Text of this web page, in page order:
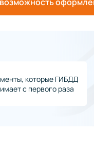
которые ГИБДД
с первого раза